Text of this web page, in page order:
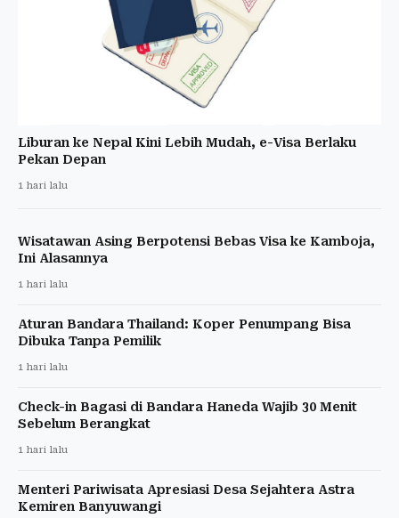
Liburan ke Nepal Kini Lebih Mudah, e-Visa Berlaku
Pekan Depan
1 hari lalu
Wisatawan Asing Berpotensi Bebas Visa ke Kamboja,
Ini Alasannya
1 hari lalu
Aturan Bandara Thailand: Koper Penumpang Bisa
Dibuka Tanpa Pemilik
1 hari lalu
Check-in Bagasi di Bandara Haneda Wajib 30 Menit
Sebelum Berangkat
1 hari lalu
Menteri Pariwisata Apresiasi Desa Sejahtera Astra
Kemiren Banyuwangi